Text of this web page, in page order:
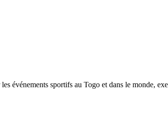
événements sportifs au Togo et dans le monde,